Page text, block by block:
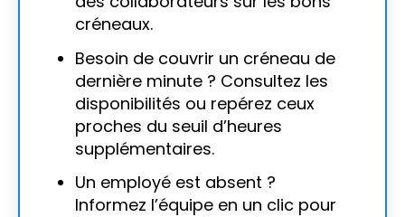
créneaux.
Besoin de couvrir un créneau de
dernière minute ? Consultez les
disponibilités ou repérez ceux
proches du seuil d’heures
supplémentaires.
Un employé est absent ?
Informez l’équipe en un clic pour